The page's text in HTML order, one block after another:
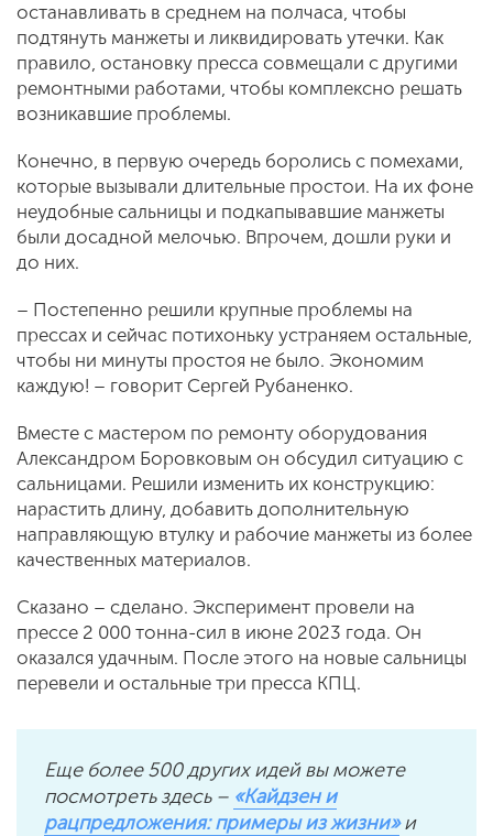
останавливать в среднем на полчаса, чтобы
подтянуть манжеты и ликвидировать утечки. Как
правило, остановку пресса совмещали с другими
ремонтными работами, чтобы комплексно решать
возникавшие проблемы.
Конечно, в первую очередь боролись с помехами,
которые вызывали длительные простои. На их фоне
неудобные сальницы и подкапывавшие манжеты
были досадной мелочью. Впрочем, дошли руки и
до них.
– Постепенно решили крупные проблемы на
прессах и сейчас потихоньку устраняем остальные,
чтобы ни минуты простоя не было. Экономим
каждую! – говорит Сергей Рубаненко.
Вместе с мастером по ремонту оборудования
Александром Боровковым он обсудил ситуацию с
сальницами. Решили изменить их конструкцию:
нарастить длину, добавить дополнительную
направляющую втулку и рабочие манжеты из более
качественных материалов.
Сказано – сделано. Эксперимент провели на
прессе 2 000 тонна-сил в июне 2023 года. Он
оказался удачным. После этого на новые сальницы
перевели и остальные три пресса КПЦ.
Еще более 500 других идей вы можете
посмотреть здесь – «Кайдзен и
рацпредложения: примеры из жизни»и